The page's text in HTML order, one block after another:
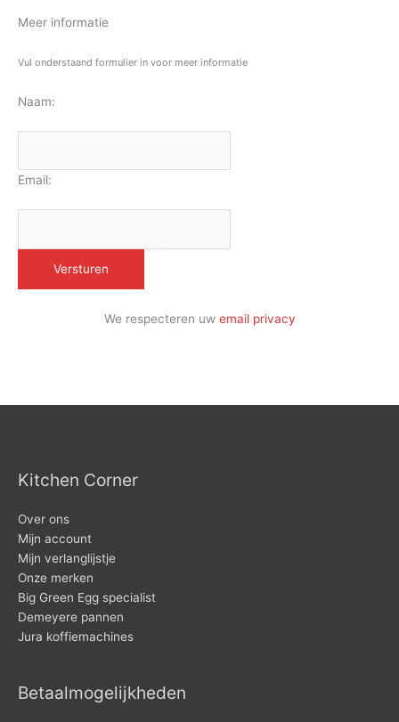
Meer informatie
Vul onderstaand formulier in voor meer informatie
Naam:
Email:
We respecteren uw email privacy
Kitchen Corner
Over ons
Mijn account
Mijn verlanglijstje
Onze merken
Big Green Egg specialist
Demeyere pannen
Jura koffiemachines
Betaalmogelijkheden